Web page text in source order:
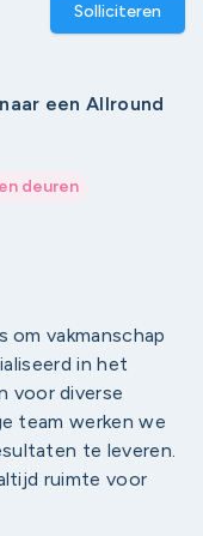
Solliciteren
een Allround
deuren
om vakmanschap
in het
voor diverse
team werken we
te leveren.
ruimte voor